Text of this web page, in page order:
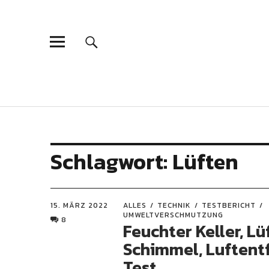
Schlagwort: Lüften
15. MÄRZ 2022
8
ALLES TECHNIK
TESTBERICHT
UMWELTVERSCHMUTZUNG
Feuchter Keller,
Schimmel,